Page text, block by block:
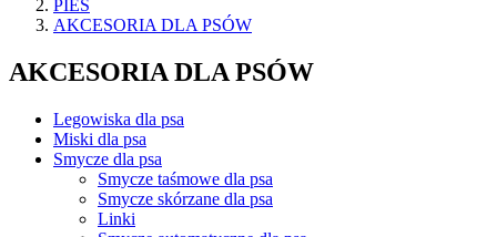
PIES
AKCESORIA DLA PSÓW
AKCESORIA DLA PSÓW
Legowiska dla psa
Miski dla psa
Smycze dla psa
Smycze taśmowe dla psa
Smycze skórzane dla psa
Linki